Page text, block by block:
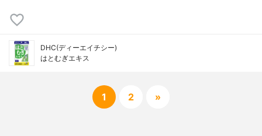
DHC(ディーエイチシー)
はとむぎエキス
1 2 »